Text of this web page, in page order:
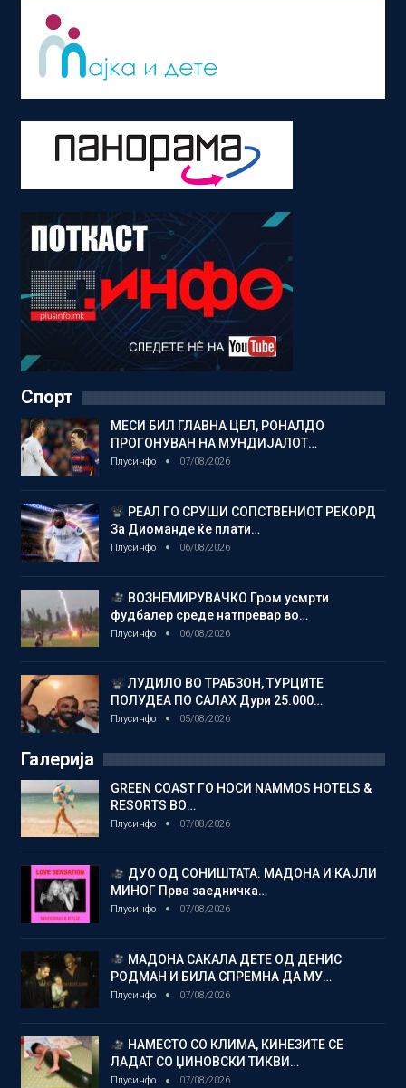
Спорт
МЕСИ БИЛ ГЛАВНА ЦЕЛ, РОНАЛДО
ПРОГОНУВАН НА МУНДИЈАЛОТ…
Плусинфо 07/08/2026
РЕАЛ ГО СРУШИ СОПСТВЕНИОТ РЕКОРД
За Диоманде ќе плати…
Плусинфо 06/08/2026
ВОЗНЕМИРУВАЧКО Гром усмрти
фудбалер среде натпревар во…
Плусинфо 06/08/2026
ЛУДИЛО ВО ТРАБЗОН, ТУРЦИТЕ
ПОЛУДЕА ПО САЛАХ Дури 25.000…
Плусинфо 05/08/2026
Галерија
GREEN COAST ГО НОСИ NAMMOS HOTELS &
RESORTS ВО…
Плусинфо 07/08/2026
ДУО ОД СОНИШТАТА: МАДОНА И КАЈЛИ
МИНОГ Прва заедничка…
Плусинфо 07/08/2026
МАДОНА САКАЛА ДЕТЕ ОД ДЕНИС
РОДМАН И БИЛА СПРЕМНА ДА МУ…
Плусинфо 07/08/2026
НАМЕСТО СО КЛИМА, КИНЕЗИТЕ СЕ
ЛАДАТ СО ЏИНОВСКИ ТИКВИ…
Плусинфо 07/08/2026